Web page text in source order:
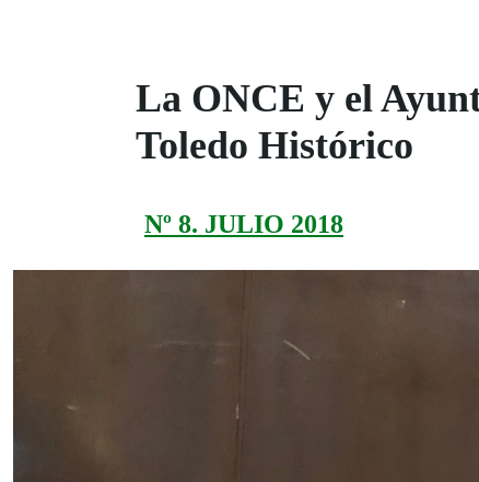
La ONCE y el
Toledo Histórico
Nº 8. JULIO 2018